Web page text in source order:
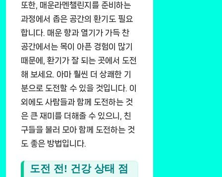
또한, 매운라멘챌린지를 준비하는
과정에서 좁은 공간의 환기도 필요
합니다. 매운 향과 열기가 가득 찬
공간에서는 목이 아픈 경험이 많기
때문에, 환기가 잘 되는 곳에서 도전
해 보세요. 아마 훨씬 더 상쾌한 기
분으로 도전할 수 있을 것입니다. 이
외에도 사람들과 함께 도전하는 것
은 큰 재미를 더해줄 수 있으니, 친
구들을 불러 모아 함께 도전하는 것
도 좋은 방법입니다.
도전 전! 건강 상태 점